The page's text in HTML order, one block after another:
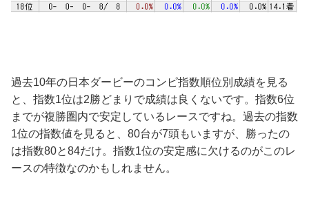
過去10年の日本ダービーのコンピ指数順位別成績を見る
と、指数1位は2勝どまりで成績は良くないです。指数6位
までが複勝圏内で安定しているレースですね。過去の指数
1位の指数値を見ると、80台が7頭もいますが、勝ったの
は指数80と84だけ。指数1位の安定感に欠けるのがこのレ
ースの特徴なのかもしれません。